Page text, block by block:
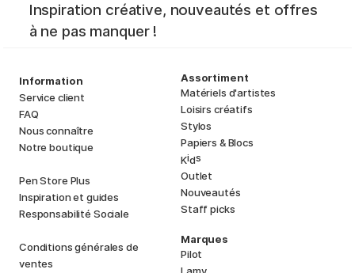
Inspiration créative, nouveautés et offres
à ne pas manquer !
Information
Service client
FAQ
Nous connaître
Notre boutique
Pen Store Plus
Inspiration et guides
Responsabilité Sociale
Conditions générales de
ventes
Assortiment
Matériels d'artistes
Loisirs créatifs
Stylos
Papiers & Blocs
Kids
Outlet
Nouveautés
Staff picks
Marques
Pilot